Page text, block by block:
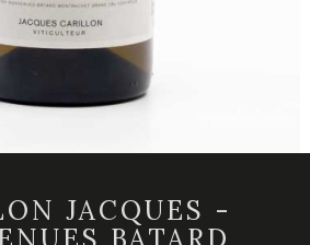
JACQUES -